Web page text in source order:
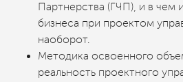
Партнерства (ГЧП), и в чем
бизнеса при проектом
наоборот.
Методика освоенного
реальность проектного